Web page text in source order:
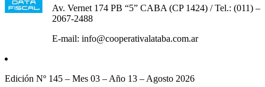
Av. Vernet 174 PB “5” CABA (CP 1424) / Tel.: (011) –
2067-2488
E-mail: info@cooperativalataba.com.ar
Edición Nº 145 – Mes 03 – Año 13 – Agosto 2026